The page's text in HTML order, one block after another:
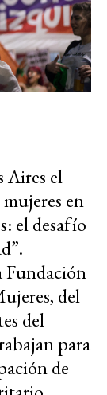
Aires el
en
el desafío
Fundación
del
del
para
de